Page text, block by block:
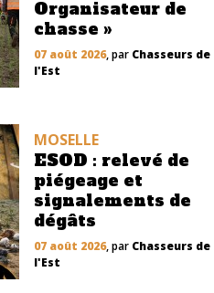
Organisateur de
chasse »
07 août 2026, par Chasseurs de
l'Est
MOSELLE
ESOD : relevé de
piégeage et
signalements de
dégâts
07 août 2026, par Chasseurs de
l'Est